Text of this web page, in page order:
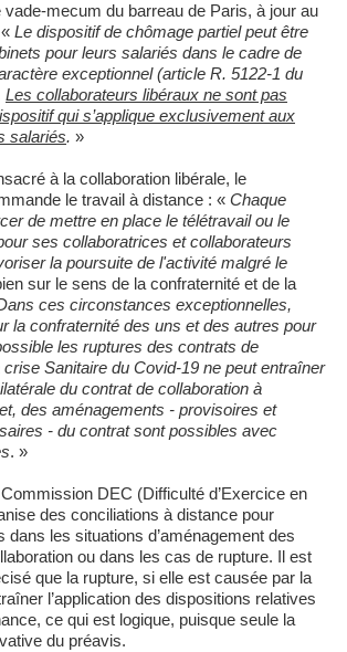
vade-mecum du barreau de Paris, à jour au
Le dispositif de chômage partiel peut être
pour leurs salariés dans le cadre de
exceptionnel (article R. 5122-1 du
Les collaborateurs libéraux ne sont pas
qui s’applique exclusivement aux
salariés. »
à la collaboration libérale, le
le travail à distance : « Chaque
de mettre en place le télétravail ou le
ses collaboratrices et collaborateurs
la poursuite de l'activité malgré le
sur le sens de la confraternité et de la
ces circonstances exceptionnelles,
la confraternité des uns et des autres pour
les ruptures des contrats de
Sanitaire du Covid-19 ne peut entraîner
du contrat de collaboration à
des aménagements - provisoires et
- du contrat sont possibles avec
. »
DEC (Difficulté d’Exercice en
des conciliations à distance pour
dans les situations d’aménagement des
ou dans les cas de rupture. Il est
que la rupture, si elle est causée par la
l’application des dispositions relatives
ce qui est logique, puisque seule la
du préavis.